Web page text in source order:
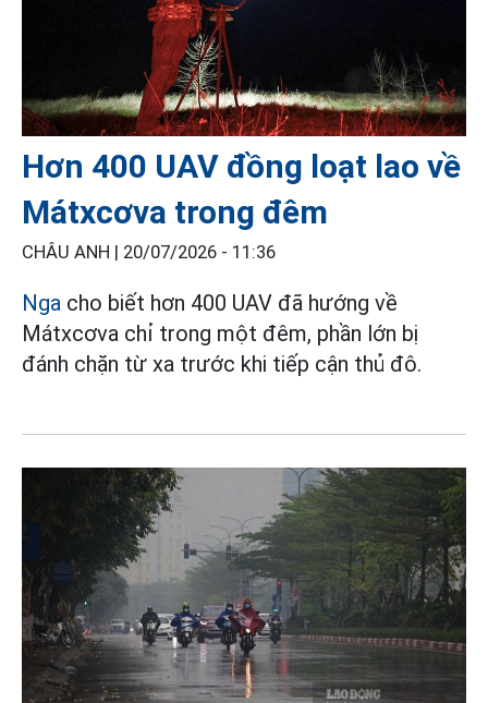
Hơn 400 UAV đồng loạt lao về
Mátxcơva trong đêm
CHÂU ANH | 20/07/2026 - 11:36
Nga cho biết hơn 400 UAV đã hướng về
Mátxcơva chỉ trong một đêm, phần lớn bị
đánh chặn từ xa trước khi tiếp cận thủ đô.